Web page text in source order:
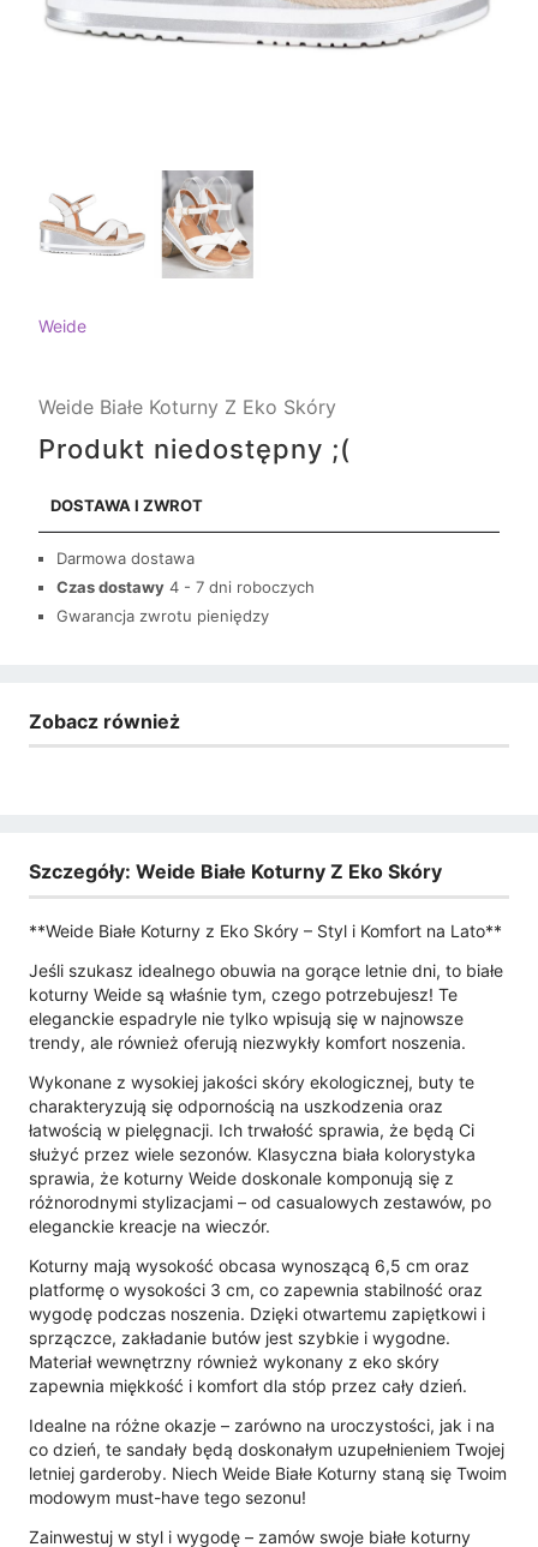
Weide
Weide Białe Koturny Z Eko Skóry
Produkt niedostępny ;(
DOSTAWA I ZWROT
Darmowa dostawa
Czas dostawy 4 - 7 dni roboczych
Gwarancja zwrotu pieniędzy
Zobacz również
Szczegóły: Weide Białe Koturny Z Eko Skóry
**Weide Białe Koturny z Eko Skóry – Styl i Komfort na Lato**
Jeśli szukasz idealnego obuwia na gorące letnie dni, to białe
koturny Weide są właśnie tym, czego potrzebujesz! Te
eleganckie espadryle nie tylko wpisują się w najnowsze
trendy, ale również oferują niezwykły komfort noszenia.
Wykonane z wysokiej jakości skóry ekologicznej, buty te
charakteryzują się odpornością na uszkodzenia oraz
łatwością w pielęgnacji. Ich trwałość sprawia, że będą Ci
służyć przez wiele sezonów. Klasyczna biała kolorystyka
sprawia, że koturny Weide doskonale komponują się z
różnorodnymi stylizacjami – od casualowych zestawów, po
eleganckie kreacje na wieczór.
Koturny mają wysokość obcasa wynoszącą 6,5 cm oraz
platformę o wysokości 3 cm, co zapewnia stabilność oraz
wygodę podczas noszenia. Dzięki otwartemu zapiętkowi i
sprzączce, zakładanie butów jest szybkie i wygodne.
Materiał wewnętrzny również wykonany z eko skóry
zapewnia miękkość i komfort dla stóp przez cały dzień.
Idealne na różne okazje – zarówno na uroczystości, jak i na
co dzień, te sandały będą doskonałym uzupełnieniem Twojej
letniej garderoby. Niech Weide Białe Koturny staną się Twoim
modowym must-have tego sezonu!
Zainwestuj w styl i wygodę – zamów swoje białe koturny